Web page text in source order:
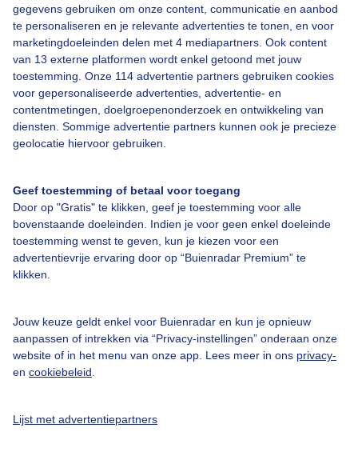
gegevens gebruiken om onze content, communicatie en aanbod
te personaliseren en je relevante advertenties te tonen, en voor
marketingdoeleinden delen met 4 mediapartners. Ook content
van 13 externe platformen wordt enkel getoond met jouw
toestemming. Onze 114 advertentie partners gebruiken cookies
voor gepersonaliseerde advertenties, advertentie- en
contentmetingen, doelgroepenonderzoek en ontwikkeling van
diensten. Sommige advertentie partners kunnen ook je precieze
geolocatie hiervoor gebruiken.
Geef toestemming of betaal voor toegang
Door op "Gratis" te klikken, geef je toestemming voor alle
bovenstaande doeleinden. Indien je voor geen enkel doeleinde
toestemming wenst te geven, kun je kiezen voor een
advertentievrije ervaring door op “Buienradar Premium” te
klikken.
Jouw keuze geldt enkel voor Buienradar en kun je opnieuw
aanpassen of intrekken via “Privacy-instellingen” onderaan onze
website of in het menu van onze app. Lees meer in ons privacy-
en cookiebeleid
Lijst met advertentiepartners
Over Buienradar
Bedrijfsgegevens
Veelgestelde vragen
Toegankelijkheid
Gebruikersvoorwaarden
Adverteren
Cookie beleid
Privacy instellingen